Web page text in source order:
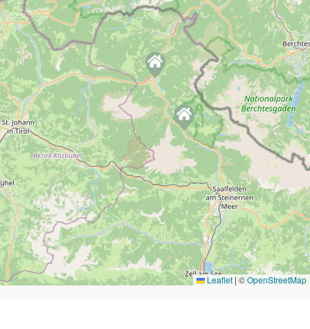
Leaflet | ©OpenStreetMap